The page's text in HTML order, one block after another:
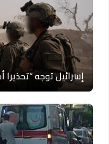
إسرائيل توجه “تحذيرا